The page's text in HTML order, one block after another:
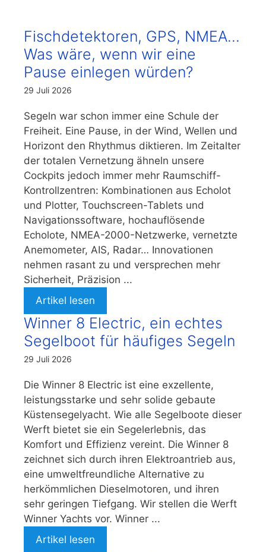
Fischdetektoren, GPS, NMEA…
Was wäre, wenn wir eine
Pause einlegen würden?
29 Juli 2026
Segeln war schon immer eine Schule der
Freiheit. Eine Pause, in der Wind, Wellen und
Horizont den Rhythmus diktieren. Im Zeitalter
der totalen Vernetzung ähneln unsere
Cockpits jedoch immer mehr Raumschiff-
Kontrollzentren: Kombinationen aus Echolot
und Plotter, Touchscreen-Tablets und
Navigationssoftware, hochauflösende
Echolote, NMEA-2000-Netzwerke, vernetzte
Anemometer, AIS, Radar… Innovationen
nehmen rasant zu und versprechen mehr
Sicherheit, Präzision ...
Artikel lesen
Winner 8 Electric, ein echtes
Segelboot für häufiges Segeln
29 Juli 2026
Die Winner 8 Electric ist eine exzellente,
leistungsstarke und sehr solide gebaute
Küstensegelyacht. Wie alle Segelboote dieser
Werft bietet sie ein Segelerlebnis, das
Komfort und Effizienz vereint. Die Winner 8
zeichnet sich durch ihren Elektroantrieb aus,
eine umweltfreundliche Alternative zu
herkömmlichen Dieselmotoren, und ihren
sehr geringen Tiefgang. Wir stellen die Werft
Winner Yachts vor. Winner ...
Artikel lesen